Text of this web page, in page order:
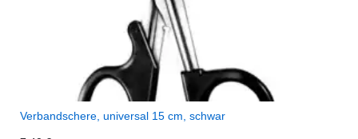
Verbandschere, universal 15 cm, schwar